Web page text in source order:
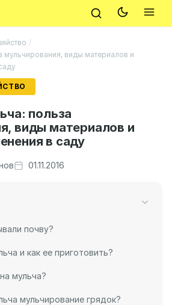
/
мульчирования, виды материалов и
польза
виды материалов и
в саду
01.11.2016
почву?
и как ее приготовить?
мульча?
мульчирование грядок?